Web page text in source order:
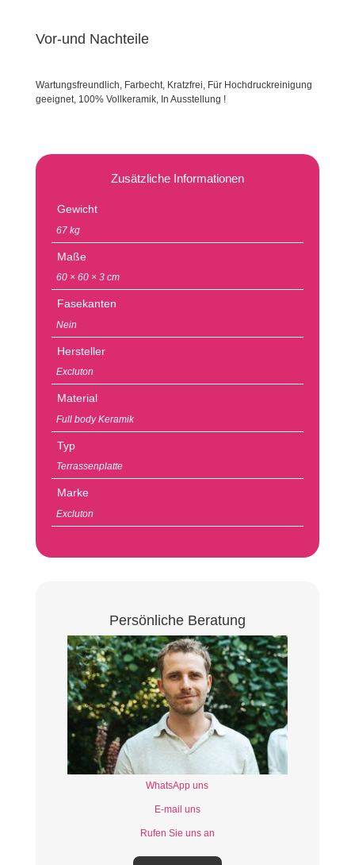
Vor-und Nachteile
Wartungsfreundlich, Farbecht, Kratzfrei, Für Hochdruckreinigung
geeignet, 100% Vollkeramik, In Ausstellung !
Zusätzliche Informationen
Gewicht
67 kg
Maße
60 × 60 × 3 cm
Fasekanten
Nein
Hersteller
Excluton
Material
Full body Keramik
Typ
Terrassenplatte
Marke
Excluton
Persönliche Beratung
WhatsApp uns
E-mail uns
Rufen Sie uns an